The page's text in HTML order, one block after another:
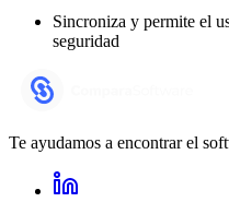
Sincroniza y permite el
seguridad
Te ayudamos a encontrar el